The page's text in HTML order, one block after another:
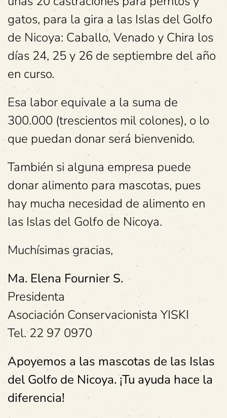
gatos, para la gira a las Islas del Golfo
de Nicoya: Caballo, Venado y Chira los
días 24, 25 y 26 de septiembre del año
en curso.
Esa labor equivale a la suma de
300.000 (trescientos mil colones), o lo
que puedan donar será bienvenido.
También si alguna empresa puede
donar alimento para mascotas, pues
hay mucha necesidad de alimento en
las Islas del Golfo de Nicoya.
Muchísimas gracias,
Ma. Elena Fournier S.
Presidenta
Asociación Conservacionista YISKI
Tel. 22 97 0970
Apoyemos a las mascotas de las Islas
del Golfo de Nicoya. ¡Tu ayuda hace la
diferencia!